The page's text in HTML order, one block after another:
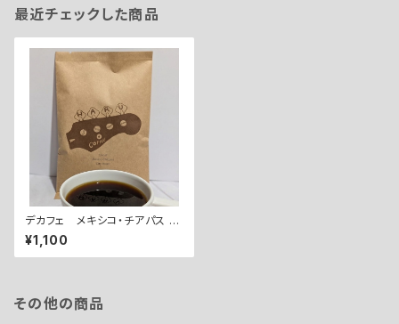
最近チェックした商品
デカフェ メキシコ・チアパス 中
深煎り（100g）
¥1,100
その他の商品